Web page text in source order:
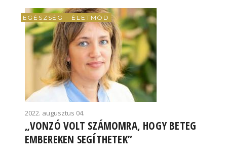
EGÉSZSÉG - ÉLETMÓD
2022. augusztus 04.
„VONZÓ VOLT SZÁMOMRA, HOGY BETEG
EMBEREKEN SEGÍTHETEK”